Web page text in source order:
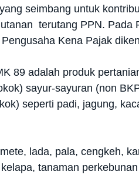
seimbang untuk
terutang PPN. Pada
Kena Pajak
89 adalah produk
sayur-sayuran (non
seperti padi, jagung,
lada, pala, cengkeh,
tanaman